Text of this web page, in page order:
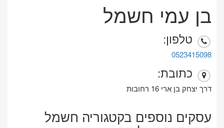
בן עמי חשמל
טלפון:
0523415098
כתובת:
דרך יצחק בן ארי 16 רחובות
עסקים נוספים בקטגוריה חשמל